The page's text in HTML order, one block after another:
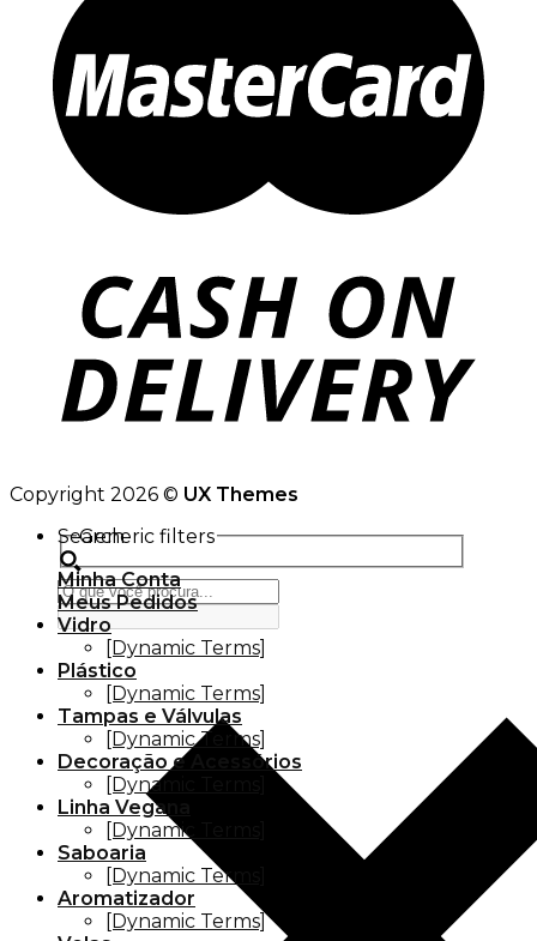
Copyright 2026 © UX Themes
Search
Generic filters
Minha Conta
Meus Pedidos
Vidro
[Dynamic Terms]
Plástico
[Dynamic Terms]
Tampas e Válvulas
[Dynamic Terms]
Decoração e Acessórios
[Dynamic Terms]
Linha Vegana
[Dynamic Terms]
Saboaria
[Dynamic Terms]
Aromatizador
[Dynamic Terms]